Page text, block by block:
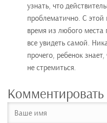
узнать, что
проблематично. С
время из любого
все увидеть самой.
прочего, ребенок
не стремиться.
Комментировать